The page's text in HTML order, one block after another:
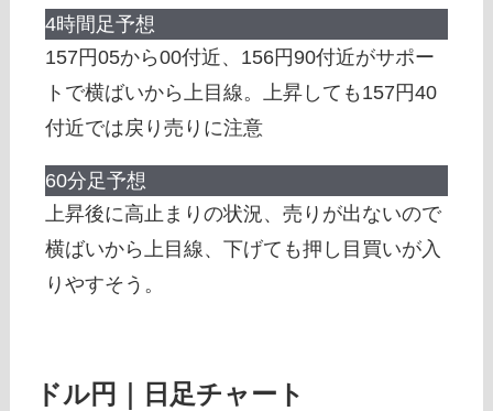
4時間足予想
157円05から00付近、156円90付近がサポー
トで横ばいから上目線。上昇しても157円40
付近では戻り売りに注意
60分足予想
上昇後に高止まりの状況、売りが出ないので
横ばいから上目線、下げても押し目買いが入
りやすそう。
ドル円｜日足チャート